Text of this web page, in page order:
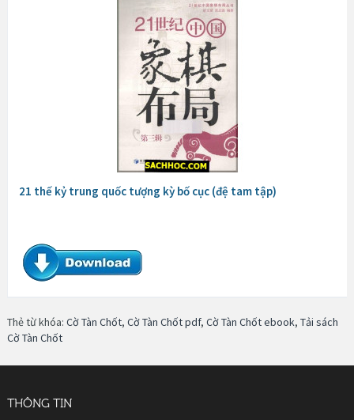
21 thế kỷ trung quốc tượng kỳ bố cục (đệ tam tập)
Thẻ từ khóa: Cờ Tàn Chốt, Cờ Tàn Chốt pdf, Cờ Tàn Chốt ebook, Tải sách
Cờ Tàn Chốt
THÔNG TIN